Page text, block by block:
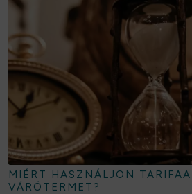
MIÉRT HASZNÁLJON
VÁRÓTERMET?